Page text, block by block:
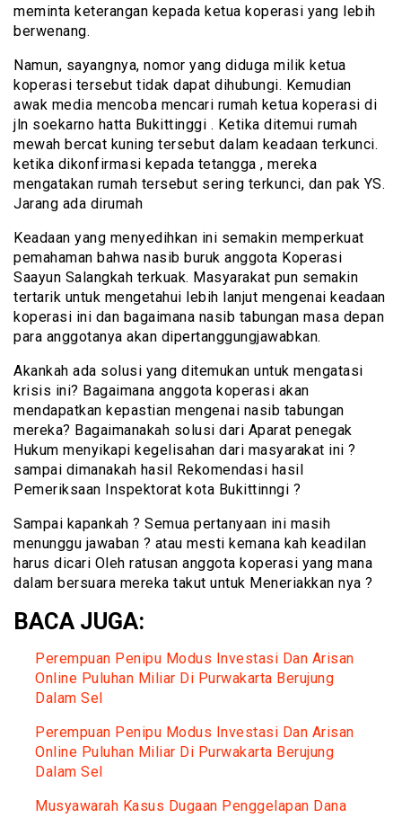
meminta keterangan kepada ketua koperasi yang lebih
berwenang.
Namun, sayangnya, nomor yang diduga milik ketua
koperasi tersebut tidak dapat dihubungi. Kemudian
awak media mencoba mencari rumah ketua koperasi di
jln soekarno hatta Bukittinggi . Ketika ditemui rumah
mewah bercat kuning tersebut dalam keadaan terkunci.
ketika dikonfirmasi kepada tetangga , mereka
mengatakan rumah tersebut sering terkunci, dan pak YS.
Jarang ada dirumah
Keadaan yang menyedihkan ini semakin memperkuat
pemahaman bahwa nasib buruk anggota Koperasi
Saayun Salangkah terkuak. Masyarakat pun semakin
tertarik untuk mengetahui lebih lanjut mengenai keadaan
koperasi ini dan bagaimana nasib tabungan masa depan
para anggotanya akan dipertanggungjawabkan.
Akankah ada solusi yang ditemukan untuk mengatasi
krisis ini? Bagaimana anggota koperasi akan
mendapatkan kepastian mengenai nasib tabungan
mereka? Bagaimanakah solusi dari Aparat penegak
Hukum menyikapi kegelisahan dari masyarakat ini ?
sampai dimanakah hasil Rekomendasi hasil
Pemeriksaan Inspektorat kota Bukittinngi ?
Sampai kapankah ? Semua pertanyaan ini masih
menunggu jawaban ? atau mesti kemana kah keadilan
harus dicari Oleh ratusan anggota koperasi yang mana
dalam bersuara mereka takut untuk Meneriakkan nya ?
BACA JUGA:
Perempuan Penipu Modus Investasi Dan Arisan
Online Puluhan Miliar Di Purwakarta Berujung
Dalam Sel
Perempuan Penipu Modus Investasi Dan Arisan
Online Puluhan Miliar Di Purwakarta Berujung
Dalam Sel
Musyawarah Kasus Dugaan Penggelapan Dana